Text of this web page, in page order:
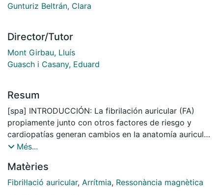
Gunturiz Beltrán, Clara
Director/Tutor
Mont Girbau, Lluís
Guasch i Casany, Eduard
Resum
[spa] INTRODUCCIÓN: La fibrilación auricular (FA)
propiamente junto con otros factores de riesgo y
cardiopatías generan cambios en la anatomía auricular
conocidos como remodelado auricular y
áreas de fibrosis. Estos a su vez constituyen la base
del sustrato arritmogénico. La resonancia magnética
Més...
Matèries
Fibril·lació auricular, Arrítmia, Ressonància magnètica